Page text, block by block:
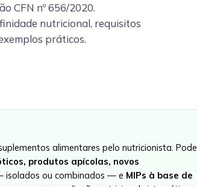
CFN nº 656/2020.
nutricional, requisitos
práticos.
alimentares pelo nutricionista. Pode
produtos apícolas, novos
isolados ou combinados — e MIPs à base de